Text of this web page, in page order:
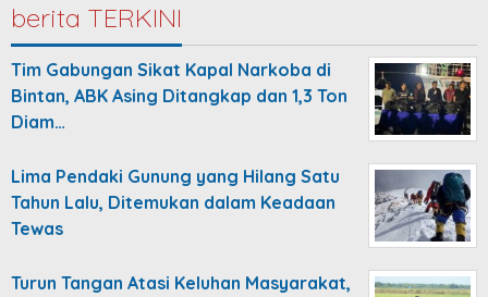
berita TERKINI
Tim Gabungan Sikat Kapal Narkoba di
Bintan, ABK Asing Ditangkap dan 1,3 Ton
Diam…
Lima Pendaki Gunung yang Hilang Satu
Tahun Lalu, Ditemukan dalam Keadaan
Tewas
Turun Tangan Atasi Keluhan Masyarakat,